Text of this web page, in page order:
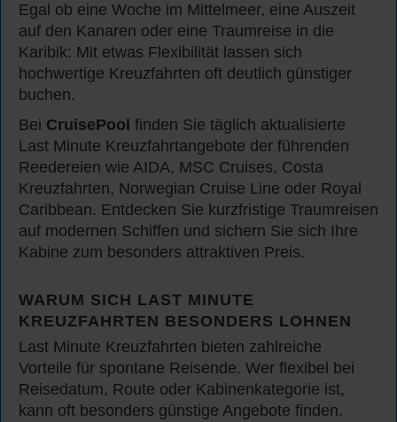
Egal ob eine Woche im Mittelmeer, eine Auszeit
auf den Kanaren oder eine Traumreise in die
Karibik: Mit etwas Flexibilität lassen sich
hochwertige Kreuzfahrten oft deutlich günstiger
buchen.
Bei CruisePool finden Sie täglich aktualisierte
Last Minute Kreuzfahrtangebote der führenden
Reedereien wie AIDA, MSC Cruises, Costa
Kreuzfahrten, Norwegian Cruise Line oder Royal
Caribbean. Entdecken Sie kurzfristige Traumreisen
auf modernen Schiffen und sichern Sie sich Ihre
Kabine zum besonders attraktiven Preis.
WARUM SICH LAST MINUTE
KREUZFAHRTEN BESONDERS LOHNEN
Last Minute Kreuzfahrten bieten zahlreiche
Vorteile für spontane Reisende. Wer flexibel bei
Reisedatum, Route oder Kabinenkategorie ist,
kann oft besonders günstige Angebote finden.